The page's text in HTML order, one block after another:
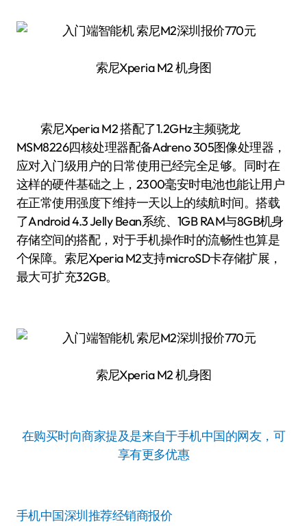
索尼Xperia M2 机身图
索尼Xperia M2 搭配了1.2GHz主频骁龙
MSM8226四核处理器配备Adreno 305图像处理器，
应对入门级用户的日常使用已经完全足够。同时在
这样的硬件基础之上，2300毫安时电池也能让用户
在正常使用强度下维持一天以上的续航时间。搭载
了Android 4.3 Jelly Bean系统、1GB RAM与8GB机身
存储空间的搭配，对于手机操作时的流畅性也算是
个保障。索尼Xperia M2支持microSD卡存储扩展，
最大可扩充32GB。
索尼Xperia M2 机身图
在购买时向商家提及是来自于手机中国的网友，可
享有更多优惠
手机中国深圳推荐经销商报价